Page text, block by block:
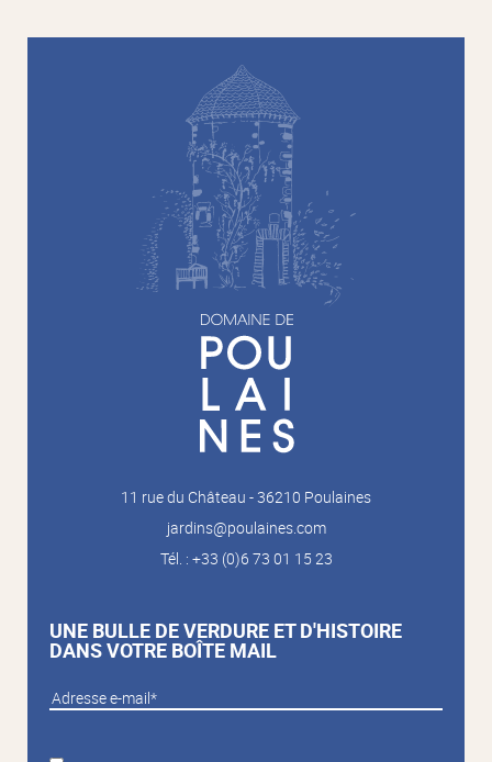
11 rue du Château - 36210 Poulaines
jardins@poulaines.com
Tél. : +33 (0)6 73 01 15 23
UNE BULLE DE VERDURE ET D'HISTOIRE
DANS VOTRE BOÎTE MAIL